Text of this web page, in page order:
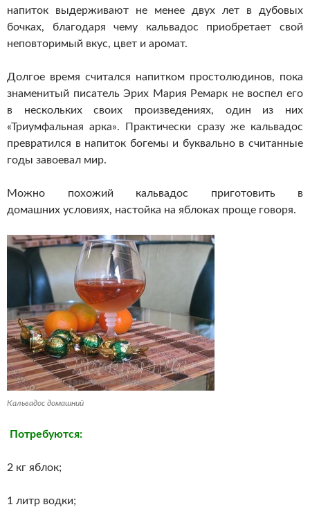
напиток выдерживают не менее двух лет в дубовых
бочках, благодаря чему кальвадос приобретает свой
неповторимый вкус, цвет и аромат.
Долгое время считался напитком простолюдинов, пока
знаменитый писатель Эрих Мария Ремарк не воспел его
в нескольких своих произведениях, один из них
«Триумфальная арка». Практически сразу же кальвадос
превратился в напиток богемы и буквально в считанные
годы завоевал мир.
Можно похожий кальвадос приготовить в
домашних условиях, настойка на яблоках проще говоря.
Кальвадос домашний
Потребуются:
2 кг яблок;
1 литр водки;